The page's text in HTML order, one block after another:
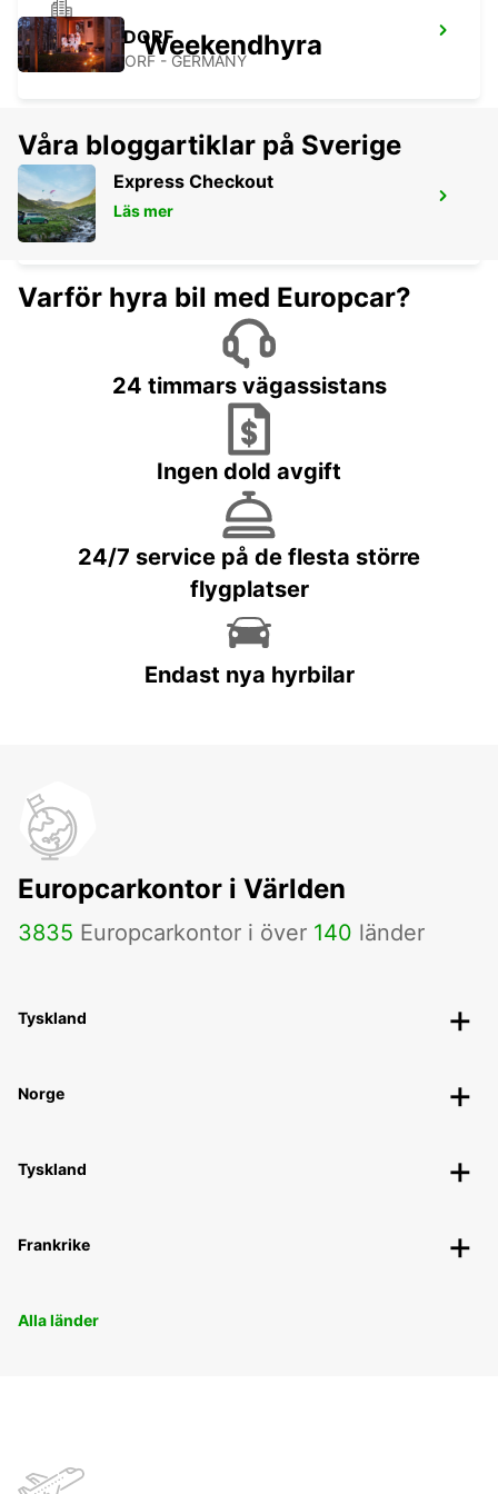
PFULLENDORF
PFULLENDORF - GERMANY
STAAD
STAAD - SWITZERLAND
Weekendhyra
Våra bloggartiklar på Sverige
Express Checkout
Läs mer
Varför hyra bil med Europcar?
24 timmars vägassistans
Ingen dold avgift
24/7 service på de flesta större
flygplatser
Endast nya hyrbilar
Europcarkontor i Världen
3835 Europcarkontor i över 140 länder
Tyskland
Norge
Tyskland
Frankrike
Alla länder